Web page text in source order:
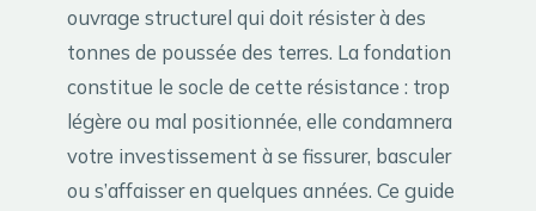
ouvrage structurel qui doit résister à des
tonnes de poussée des terres. La fondation
constitue le socle de cette résistance : trop
légère ou mal positionnée, elle condamnera
votre investissement à se fissurer, basculer
ou s’affaisser en quelques années. Ce guide